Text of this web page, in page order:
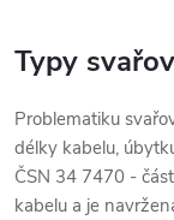
Typy
Problematiku
délky kabelu,
ČSN 34 7470 -
kabelu a je